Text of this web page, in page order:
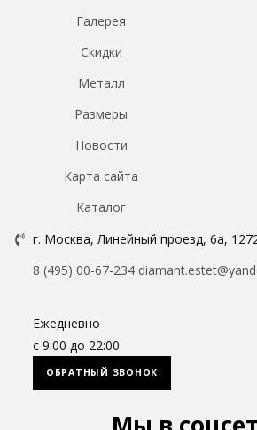
Галерея
Скидки
Металл
Размеры
Новости
Карта сайта
Каталог
г. Москва, Линейный проезд, 6а,
8 (495) 00-67-234
Ежедневно
с 9:00 до 22:00
ОБРАТНЫЙ ЗВОНОК